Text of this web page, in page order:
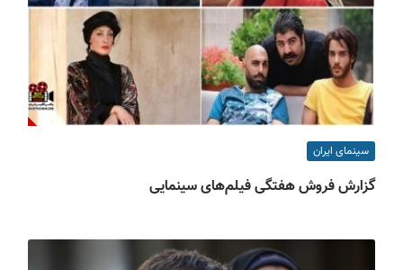
سینمای ایران
گزارش فروش هفتگی فیلم‌های سینمایی